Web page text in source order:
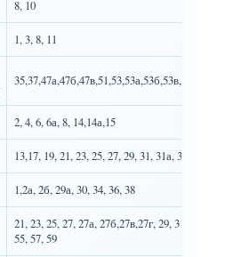
8, 10
1, 3, 8, 11
35,37,47а,47б,47в,51,53,53а,53б,53в,53г,79
2, 4, 6, 6а, 8, 14,14а,15
13,17, 19, 21, 23, 25, 27, 29, 31, 31а, 33а, 35,
1,2а, 2б, 29а, 30, 34, 36, 38
21, 23, 25, 27, 27а, 27б,27в,27г, 29, 31, 33,
55, 57, 59